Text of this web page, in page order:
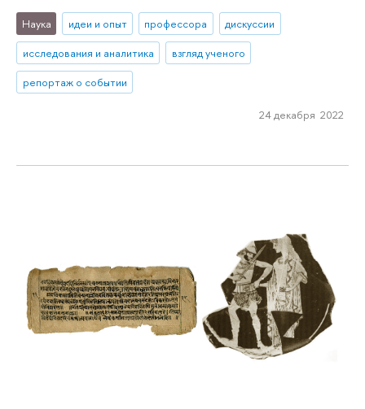
Наука идеи и опыт профессора
дискуссии
исследования и аналитика
взгляд ученого
репортаж о событии
24 декабря 2022